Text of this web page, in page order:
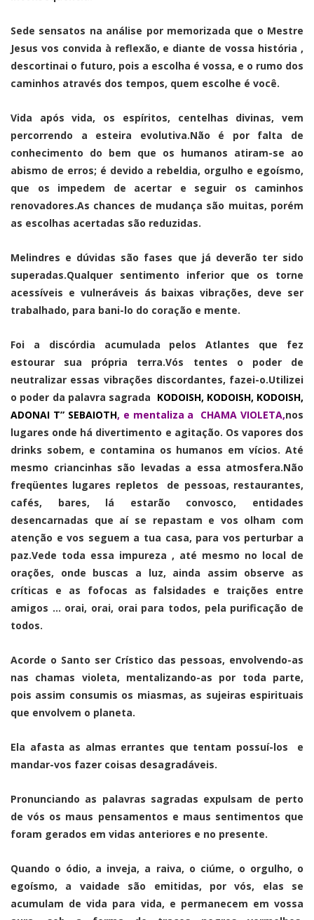
Sede sensatos na análise por memorizada que o Mestre
Jesus vos convida à reflexão, e diante de vossa história ,
descortinai o futuro, pois a escolha é vossa, e o rumo dos
caminhos através dos tempos, quem escolhe é você.
Vida após vida, os espíritos, centelhas divinas, vem
percorrendo a esteira evolutiva.Não é por falta de
conhecimento do bem que os humanos atiram-se ao
abismo de erros; é devido a rebeldia, orgulho e egoísmo,
que os impedem de acertar e seguir os caminhos
renovadores.As chances de mudança são muitas, porém
as escolhas acertadas são reduzidas.
Melindres e dúvidas são fases que já deverão ter sido
superadas.Qualquer sentimento inferior que os torne
acessíveis e vulneráveis ás baixas vibrações, deve ser
trabalhado, para bani-lo do coração e mente.
Foi a discórdia acumulada pelos Atlantes que fez
estourar sua própria terra.Vós tentes o poder de
neutralizar essas vibrações discordantes, fazei-o.Utilizei
o poder da palavra sagrada KODOISH, KODOISH, KODOISH,
ADONAI T” SEBAIOTH, e mentaliza a CHAMA VIOLETA,nos
lugares onde há divertimento e agitação. Os vapores dos
drinks sobem, e contamina os humanos em vícios. Até
mesmo criancinhas são levadas a essa atmosfera.Não
freqüentes lugares repletos de pessoas, restaurantes,
cafés, bares, lá estarão convosco, entidades
desencarnadas que aí se repastam e vos olham com
atenção e vos seguem a tua casa, para vos perturbar a
paz.Vede toda essa impureza , até mesmo no local de
orações, onde buscas a luz, ainda assim observe as
críticas e as fofocas as falsidades e traições entre
amigos … orai, orai, orai para todos, pela purificação de
todos.
Acorde o Santo ser Crístico das pessoas, envolvendo-as
nas chamas violeta, mentalizando-as por toda parte,
pois assim consumis os miasmas, as sujeiras espirituais
que envolvem o planeta.
Ela afasta as almas errantes que tentam possuí-los e
mandar-vos fazer coisas desagradáveis.
Pronunciando as palavras sagradas expulsam de perto
de vós os maus pensamentos e maus sentimentos que
foram gerados em vidas anteriores e no presente.
Quando o ódio, a inveja, a raiva, o ciúme, o orgulho, o
egoísmo, a vaidade são emitidas, por vós, elas se
acumulam de vida para vida, e permanecem em vossa